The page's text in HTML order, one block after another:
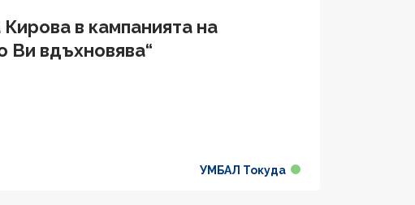
в кампанията на
Ви вдъхновява“
УМБАЛ Токуда